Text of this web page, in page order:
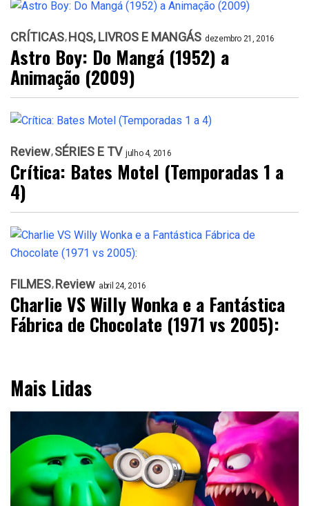
CRÍTICAS HQS, LIVROS E MANGÁS dezembro 21, 2016
Astro Boy: Do Mangá (1952) a
Animação (2009)
Review SÉRIES E TV julho 4, 2016
Crítica: Bates Motel (Temporadas 1 a
4)
FILMES Review abril 24, 2016
Charlie VS Willy Wonka e a Fantástica
Fábrica de Chocolate (1971 vs 2005):
Mais Lidas